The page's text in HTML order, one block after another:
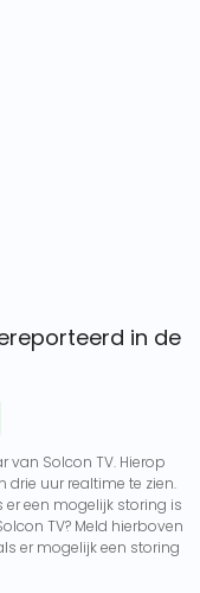
in de
van Solcon TV. Hierop
uur realtime te zien.
een mogelijk storing is
TV? Meld hierboven
er mogelijk een storing